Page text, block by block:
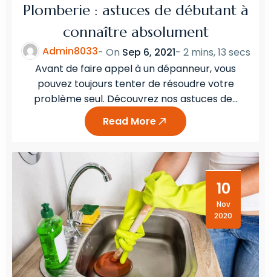
Plomberie : astuces de débutant à
connaître absolument
Admin8033- On Sep 6, 2021- 2 mins, 13 secs
Avant de faire appel à un dépanneur, vous
pouvez toujours tenter de résoudre votre
problème seul. Découvrez nos astuces de…
Read More
10
Nov
2020